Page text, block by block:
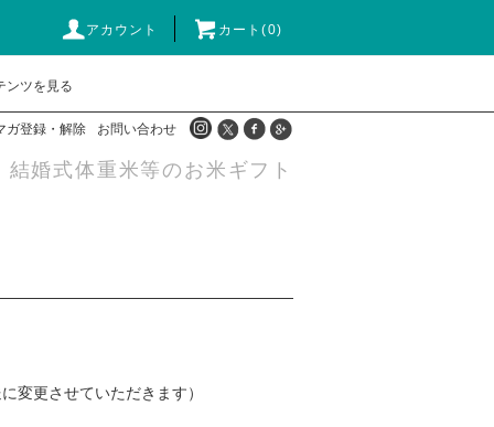
アカウント カート(0)
ンツを見る
ガ登録・解除 お問い合わせ
結婚式体重米等のお米ギフト
変更させていただきます）